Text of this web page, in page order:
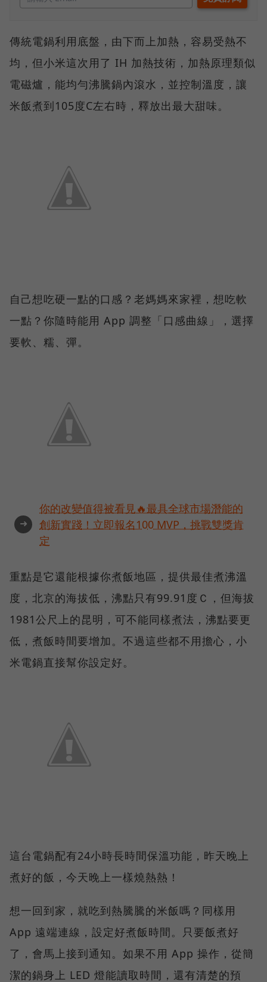
傳統電鍋利用底盤，由下而上加熱，容易受熱不
均，但小米這次用了 IH 加熱技術，加熱原理類似
電磁爐，能均勻沸騰鍋內滾水，並控制溫度，讓
米飯煮到105度C左右時，釋放出最大甜味。
自己想吃硬一點的口感？老媽媽來家裡，想吃軟
一點？你隨時能用 App 調整「口感曲線」，選擇
要軟、糯、彈。
➜
你的改變值得被看見🔥最具全球市場潛能的
創新實踐！立即報名100 MVP，挑戰雙獎肯
定
重點是它還能根據你煮飯地區，提供最佳煮沸溫
度，北京的海拔低，沸點只有99.91度Ｃ，但海拔
1981公尺上的昆明，可不能同樣煮法，沸點要更
低，煮飯時間要增加。不過這些都不用擔心，小
米電鍋直接幫你設定好。
這台電鍋配有24小時長時間保溫功能，昨天晚上
煮好的飯，今天晚上一樣燒熱熱！
想一回到家，就吃到熱騰騰的米飯嗎？同樣用
App 遠端連線，設定好煮飯時間。只要飯煮好
了，會馬上接到通知。如果不用 App 操作，從簡
潔的鍋身上 LED 燈能讀取時間，還有清楚的預